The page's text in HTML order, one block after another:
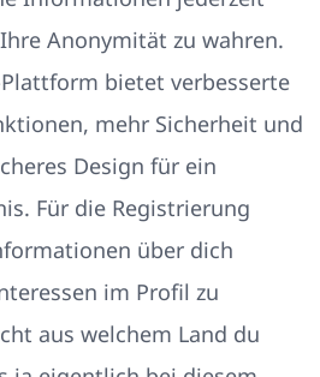
Anonymität zu wahren.
bietet verbesserte
mehr Sicherheit und
Design für ein
Für die Registrierung
über dich
im Profil zu
aus welchem Land du